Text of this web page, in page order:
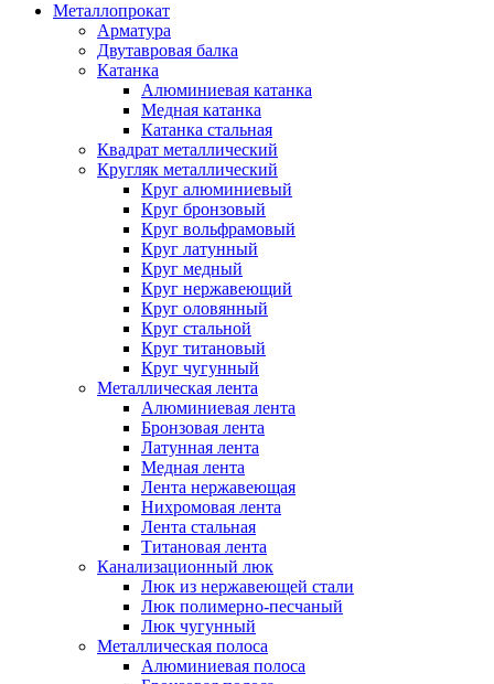
Металлопрокат
Арматура
Двутавровая балка
Катанка
Алюминиевая катанка
Медная катанка
Катанка стальная
Квадрат металлический
Кругляк металлический
Круг алюминиевый
Круг бронзовый
Круг вольфрамовый
Круг латунный
Круг медный
Круг нержавеющий
Круг оловянный
Круг стальной
Круг титановый
Круг чугунный
Металлическая лента
Алюминиевая лента
Бронзовая лента
Латунная лента
Медная лента
Лента нержавеющая
Нихромовая лента
Лента стальная
Титановая лента
Канализационный люк
Люк из нержавеющей стали
Люк полимерно-песчаный
Люк чугунный
Металлическая полоса
Алюминиевая полоса